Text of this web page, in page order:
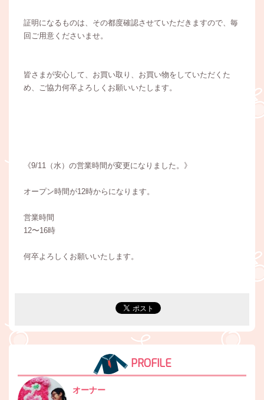
証明になるものは、その都度確認させていただきますので、毎
回ご用意くださいませ。
皆さまが安心して、お買い取り、お買い物をしていただくた
め、ご協力何卒よろしくお願いいたします。
《9/11（水）の営業時間が変更になりました。》
オープン時間が12時からになります。
営業時間
12〜16時
何卒よろしくお願いいたします。
PROFILE
オーナー